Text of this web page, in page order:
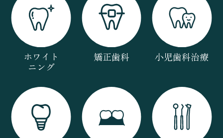
ホワイト
ニング
矯正歯科 小児歯科治療